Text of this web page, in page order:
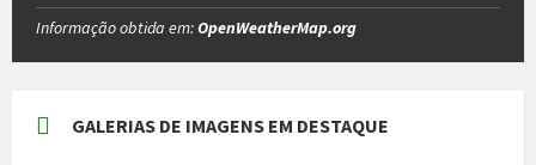
Informação obtida em:OpenWeatherMap.org
GALERIAS DE IMAGENS EM DESTAQUE